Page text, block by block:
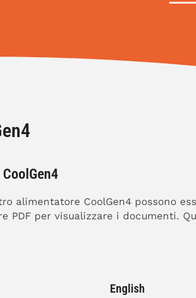
alimentatore CoolGen4 possono
PDF per visualizzare i documenti.
English